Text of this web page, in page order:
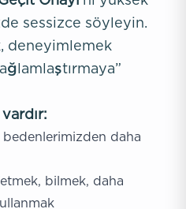
sessizce söyleyin.
deneyimlemek
daha
bilmek, daha